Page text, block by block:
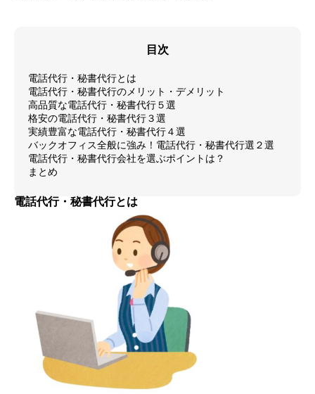
目次
電話代行・秘書代行とは
電話代行・秘書代行のメリット・デメリット
高品質な電話代行・秘書代行５選
格安の電話代行・秘書代行３選
実績豊富な電話代行・秘書代行４選
バックオフィス全般に強み！電話代行・秘書代行選２選
電話代行・秘書代行会社を選ぶポイントは？
まとめ
電話代行・秘書代行とは